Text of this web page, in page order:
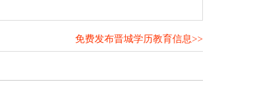
免费发布晋城学历教育信息>>